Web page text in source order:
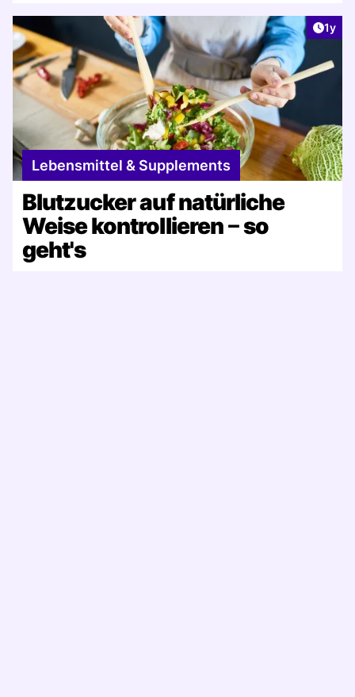
1y
Lebensmittel & Supplements
Blutzucker auf natürliche
Weise kontrollieren ‒ so
geht's